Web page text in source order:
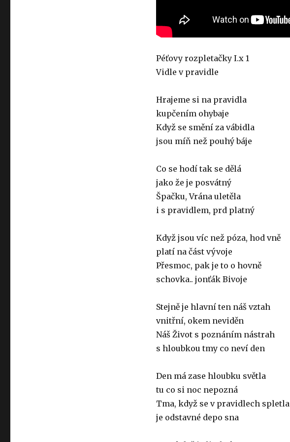
Péťovy rozpletačky I.x 1
Vidle v pravidle
Hrajeme si na pravidla
kupčením ohybaje
Když se smění za vábidla
jsou míň než pouhý báje
Co se hodí tak se dělá
jako že je posvátný
Špačku, Vrána uletěla
i s pravidlem, prd platný
Když jsou víc než póza, hod vně
platí na část vývoje
Přesmoc, pak je to o hovně
schovka.. jonťák Bivoje
Stejně je hlavní ten náš vztah
vnitřní, okem neviděn
Náš Život s poznáním nástrah
s hloubkou tmy co neví den
Den má zase hloubku světla
tu co si noc nepozná
Tma, když se v pravidlech spletla
je odstavné depo sna